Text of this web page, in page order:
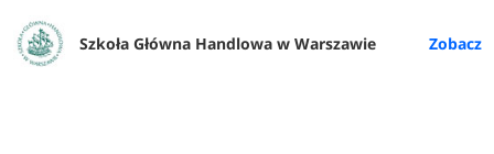
Szkoła Główna Handlowa w Warszawie